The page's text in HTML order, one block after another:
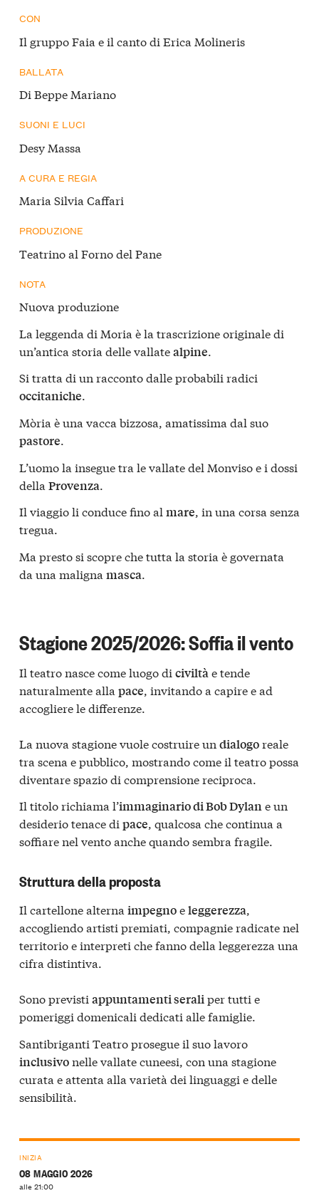
CON
Il gruppo Faia e il canto di Erica Molineris
BALLATA
Di Beppe Mariano
SUONI E LUCI
Desy Massa
A CURA E REGIA
Maria Silvia Caffari
PRODUZIONE
Teatrino al Forno del Pane
NOTA
Nuova produzione
La leggenda di Moria è la trascrizione originale di
un’antica storia delle vallatealpine.
Si tratta di un racconto dalle probabili radici
occitaniche.
Mòria è una vacca bizzosa, amatissima dal suo
pastore.
L’uomo la insegue tra le vallate del Monviso e i dossi
della Provenza
Il viaggio li conduce fino al mare, in una corsa senza
tregua.
Ma presto si scopre che tutta la storia è governata
da una maligna masca.
Stagione 2025/2026: Soffia il vento
Il teatro nasce come luogo di civiltà e tende
naturalmente alla pace , invitando a capire e ad
accogliere le differenze.
La nuova stagione vuole costruire un dialogoreale
tra scena e pubblico, mostrando come il teatro possa
diventare spazio di comprensione reciproca.
Il titolo richiama l’immaginario di Bob Dylane un
desiderio tenace di pace, qualcosa che continua a
soffiare nel vento anche quando sembra fragile.
Struttura della proposta
Il cartellone alterna impegnoeleggerezza,
accogliendo artisti premiati, compagnie radicate nel
territorio e interpreti che fanno della leggerezza una
cifra distintiva.
Sono previsti appuntamenti seraliper tutti e
pomeriggi domenicali dedicati alle famiglie.
Santibriganti Teatro prosegue il suo lavoro
inclusivonelle vallate cuneesi, con una stagione
curata e attenta alla varietà dei linguaggi e delle
sensibilità.
INIZIA
08 MAGGIO 2026
alle 21:00